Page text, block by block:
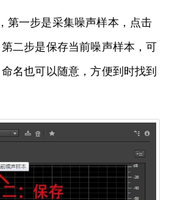
第一步是采集噪声样本，点击
二步是保存当前噪声样本，可
名也可以随意，方便到时找到